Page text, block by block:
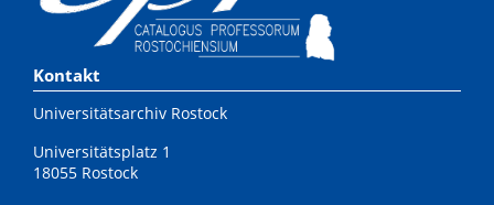
Kontakt
Universitätsarchiv Rostock
Universitätsplatz 1
18055 Rostock